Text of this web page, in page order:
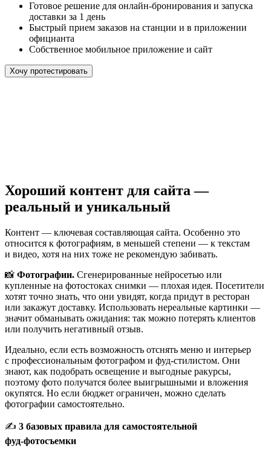
Готовое решение для онлайн-бронирования и запуска
доставки за 1 день
Быстрый прием заказов на станции и в приложении
официанта
Собственное мобильное приложение и сайт
Хочу протестировать
Хороший контент для сайта —
реальный и уникальный
Контент — ключевая составляющая сайта. Особенно это
относится к фотографиям, в меньшей степени — к текстам
и видео, хотя на них тоже не рекомендую забивать.
📸 Фотографии. Сгенерированные нейросетью или
купленные на фотостоках снимки — плохая идея. Посетители
хотят точно знать, что они увидят, когда придут в ресторан
или закажут доставку. Использовать нереальные картинки —
значит обманывать ожидания: так можно потерять клиентов
или получить негативный отзыв.
Идеально, если есть возможность отснять меню и интерьер
с профессиональным фотографом и фуд‑стилистом. Они
знают, как подобрать освещение и выгодные ракурсы,
поэтому фото получатся более выигрышными и вложения
окупятся. Но если бюджет ограничен, можно сделать
фотографии самостоятельно.
✍️ 3 базовых правила для самостоятельной
фуд‑фотосъемки